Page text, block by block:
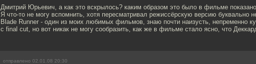
Дмитрий Юрьевич, а как это вскрылось? каким образом это было в фильме
Я что-то не могу вспомнить, хотя пересматривал режиссёрскую версию буквально
Blade Runner - один из моих любимых фильмов, знаю почти наизусть, непременно
с final cut, но вот никак не могу сообразить, как же в фильме стало ясно, что
отправлено 02.01.08 20:30